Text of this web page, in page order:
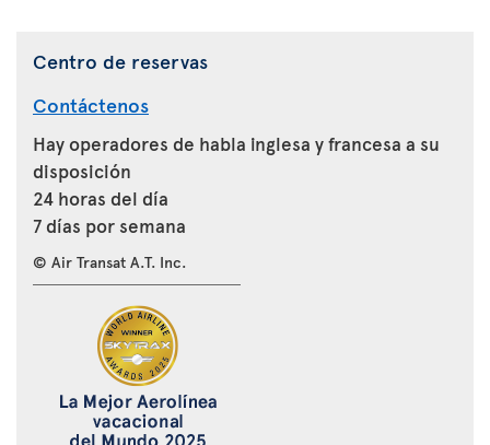
Centro de reservas
Contáctenos
Hay operadores de habla inglesa y francesa a su
disposición
24 horas del día
7 días por semana
© Air Transat A.T. Inc.